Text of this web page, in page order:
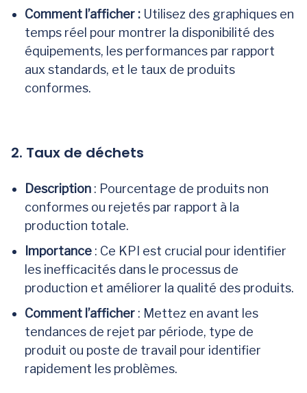
Comment l’afficher : Utilisez des graphiques en
temps réel pour montrer la disponibilité des
équipements, les performances par rapport
aux standards, et le taux de produits
conformes.
2. Taux de déchets
Description : Pourcentage de produits non
conformes ou rejetés par rapport à la
production totale.
Importance : Ce KPI est crucial pour identifier
les inefficacités dans le processus de
production et améliorer la qualité des produits.
Comment l’afficher : Mettez en avant les
tendances de rejet par période, type de
produit ou poste de travail pour identifier
rapidement les problèmes.